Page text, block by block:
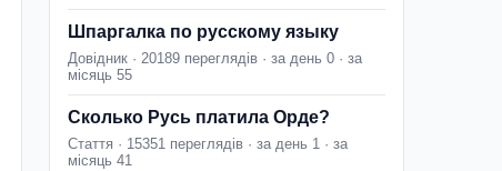
Шпаргалка по русскому языку
Довідник · 20189 переглядів · за день 0 · за
місяць 55
Сколько Русь платила Орде?
Стаття · 15351 переглядів · за день 1 · за
місяць 41